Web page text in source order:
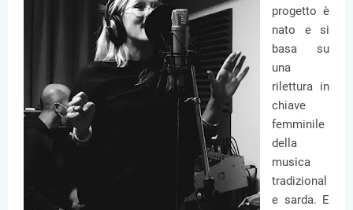
progetto è
nato e si
basa su
una
rilettura in
chiave
femminile
della
musica
tradizional
e sarda. E